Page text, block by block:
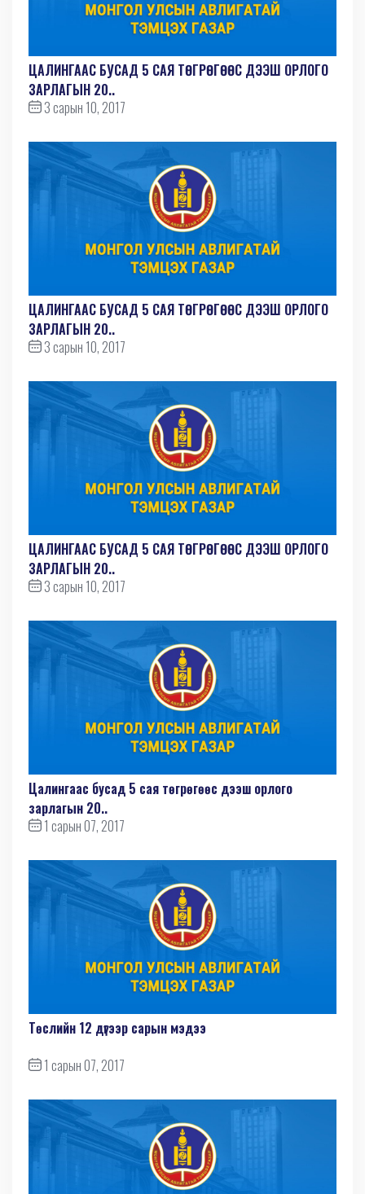
ЦАЛИНГААС БУСАД 5 САЯ ТӨГРӨГӨӨС ДЭЭШ ОРЛОГО
ЗАРЛАГЫН 20..
3 сарын 10, 2017
ЦАЛИНГААС БУСАД 5 САЯ ТӨГРӨГӨӨС ДЭЭШ ОРЛОГО
ЗАРЛАГЫН 20..
3 сарын 10, 2017
ЦАЛИНГААС БУСАД 5 САЯ ТӨГРӨГӨӨС ДЭЭШ ОРЛОГО
ЗАРЛАГЫН 20..
3 сарын 10, 2017
Цалингаас бусад 5 сая төгрөгөөс дээш орлого
зарлагын 20..
1 сарын 07, 2017
Төслийн 12 дүгээр сарын мэдээ
1 сарын 07, 2017